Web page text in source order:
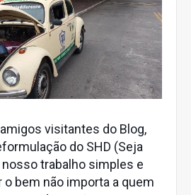
visitantes do Blog,
do SHD (Seja
trabalho simples e
bem não importa a quem